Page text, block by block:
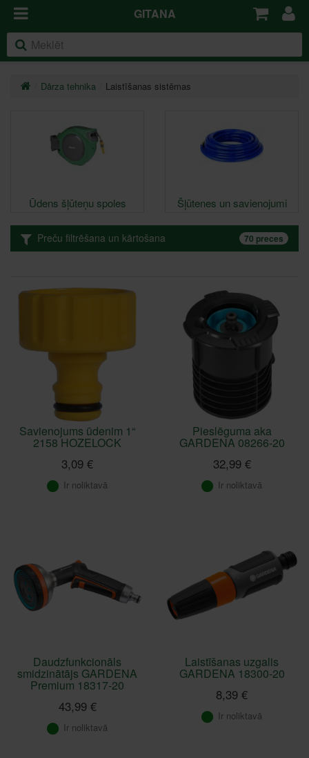
GITANA
Dārza tehnika Laistīšanas sistēmas
Ūdens šļūteņu spoles Šļūtenes un savienojumi
Preču filtrēšana un kārtošana 70 preces
Savienojums ūdenim 1“
2158 HOZELOCK
3,09 €
Ir noliktavā
Pieslēguma aka
GARDENA 08266-20
32,99 €
Ir noliktavā
Daudzfunkcionāls
smidzinātājs GARDENA
Premium 18317-20
43,99 €
Ir noliktavā
Laistīšanas uzgalis
GARDENA 18300-20
8,39 €
Ir noliktavā